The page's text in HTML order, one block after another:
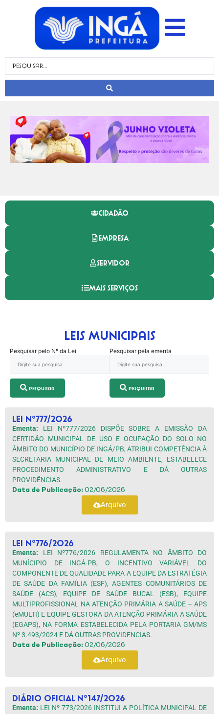
CIDADÃO
EMPRESA
SERVIDOR
MAIS SERVIÇOS
Leis Municipais
Pesquisar pelo Nº da Lei
Pesquisar
Pesquisar pela ementa
Pesquisar
LEI Nº777/2026
Ementa: LEI Nº777/2026 DISPÕE SOBRE A EMISSÃO DA
CERTIDÃO MUNICIPAL DE USO E OCUPAÇÃO DO SOLO NO
ÂMBITO DO MUNICÍPIO DE INGÁ/PB, ATRIBUI COMPETÊNCIA À
SECRETARIA MUNICIPAL DE MEIO AMBIENTE, ESTABELECE
PROCEDIMENTO ADMINISTRATIVO E DÁ OUTRAS
PROVIDÊNCIAS.
Data de Publicação: 02/06/2026
Arquivo
LEI Nº776/2026
Ementa: LEI Nº776/2026 REGULAMENTA NO ÂMBITO DO
MUNÍCIPIO DE INGÁ-PB, O INCENTIVO VARIÁVEL DO
COMPONENTE DE QUALIDADE PARA A EQUIPE DA ESTRATÉGIA
DE SAÚDE DA FAMÍLIA (ESF), AGENTES COMUNITÁRIOS DE
SAÚDE (ACS), EQUIPE DE SAÚDE BUCAL (ESB), EQUIPE
MULTIPROFISSIONAL NA ATENÇÃO PRIMÁRIA A SAÚDE – APS
(eMULTI) E EQUIPE GESTORA DA ATENÇÃO PRIMÁRIA A SAÚDE
(EGAPS), NA FORMA ESTABELECIDA PELA PORTARIA GM/MS
Nº 3.493/2024 E DÁ OUTRAS PROVIDENCIAS.
Data de Publicação: 02/06/2026
Arquivo
DIÁRIO OFICIAL Nº147/2026
Ementa: LEI Nº 773/2026 INSTITUI A POLÍTICA MUNICIPAL DE